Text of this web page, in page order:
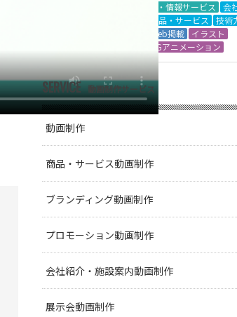
IT・情報サービス
会
商品・サービス
技術
Web掲載
イラスト
CGアニメーション
SERVICE 動画制作サービス
動画制作
商品・サービス動画制作
ブランディング動画制作
プロモーション動画制作
会社紹介・施設案内動画制作
展示会動画制作